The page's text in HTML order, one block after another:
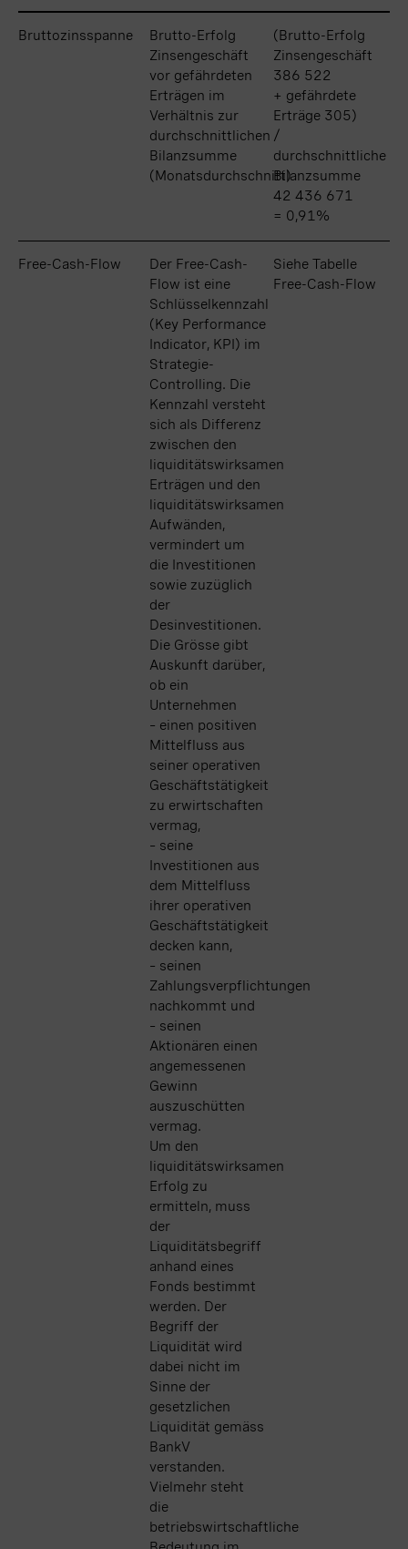
Bruttozinsspanne
Brutto-Erfolg
Zinsengeschäft
vor gefährdeten
Erträgen im
Verhältnis zur
durchschnittlichen
Bilanzsumme
(Monatsdurchschnitt)
(Brutto-Erfolg
Zinsengeschäft
386 522
+ gefährdete
Erträge 305)
/
durchschnittliche
Bilanzsumme
42 436 671
= 0,91%
Free-Cash-Flow
Der Free-Cash-
Flow ist eine
Schlüsselkennzahl
(Key Performance
Indicator, KPI) im
Strategie-
Controlling. Die
Kennzahl versteht
sich als Differenz
zwischen den
liquiditätswirksamen
Erträgen und den
liquiditätswirksamen
Aufwänden,
vermindert um
die Investitionen
sowie zuzüglich
der
Desinvestitionen.
Die Grösse gibt
Auskunft darüber,
ob ein
Unternehmen
– einen positiven
Mittelfluss aus
seiner operativen
Geschäftstätigkeit
zu erwirtschaften
vermag,
– seine
Investitionen aus
dem Mittelfluss
ihrer operativen
Geschäftstätigkeit
decken kann,
– seinen
Zahlungsverpflichtungen
nachkommt und
– seinen
Aktionären einen
angemessenen
Gewinn
auszuschütten
vermag.
Um den
liquiditätswirksamen
Erfolg zu
ermitteln, muss
der
Liquiditätsbegriff
anhand eines
Fonds bestimmt
werden. Der
Begriff der
Liquidität wird
dabei nicht im
Sinne der
gesetzlichen
Liquidität gemäss
BankV
verstanden.
Vielmehr steht
die
betriebswirtschaftliche
Siehe Tabelle
Free-Cash-Flow
Bruttozinsspanne
Free-Cash-Flow